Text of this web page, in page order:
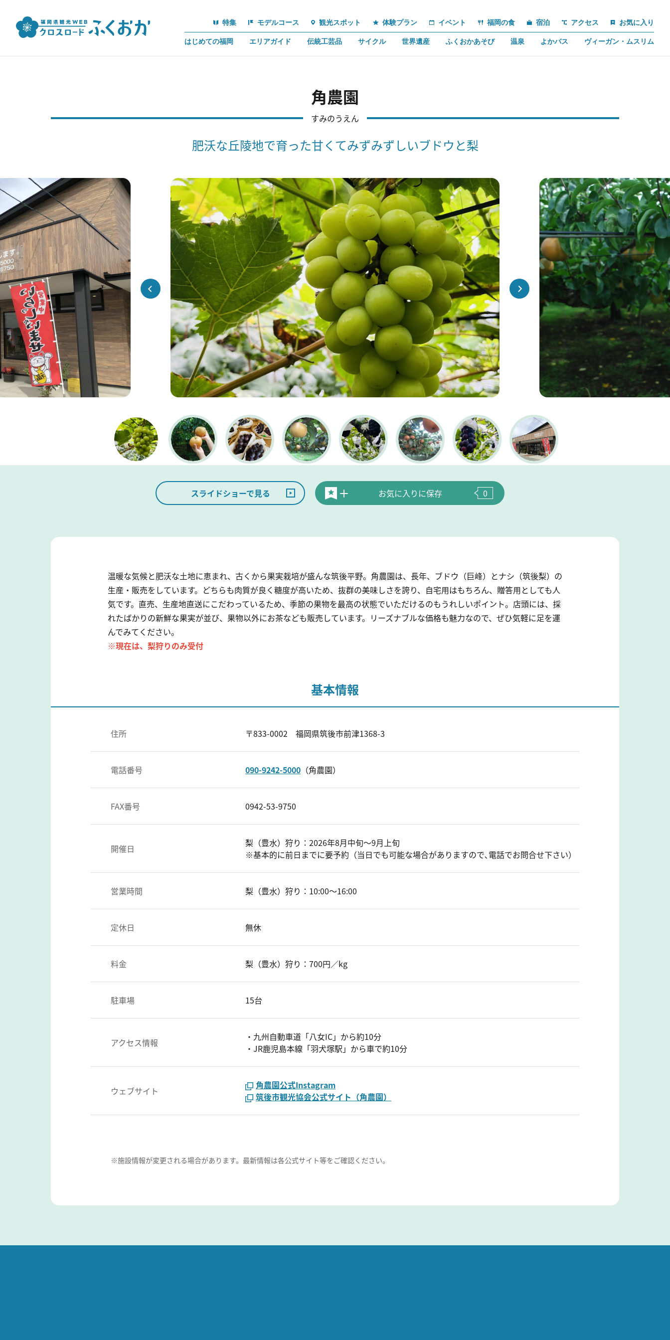
特集 モデルコース 観光スポット 体験プラン イベント 福岡の食 宿泊 アクセス お気に入り
はじめての福岡 エリアガイド 伝統工芸品 サイクル 世界遺産 ふくおかあそび 温泉 よかバス ヴィーガン・ムスリム
角農園
すみのうえん
肥沃な丘陵地で育った甘くてみずみずしいブドウと梨
スライドショーで見る お気に入りに保存 0
温暖な気候と肥沃な土地に恵まれ、古くから果実栽培が盛んな筑後平野。角農園は、長年、ブドウ（巨峰）とナシ（筑後梨）の
生産・販売をしています。どちらも肉質が良く糖度が高いため、抜群の美味しさを誇り、自宅用はもちろん、贈答用としても人
気です。直売、生産地直送にこだわっているため、季節の果物を最高の状態でいただけるのもうれしいポイント。店頭には、採
れたばかりの新鮮な果実が並び、果物以外にお茶なども販売しています。リーズナブルな価格も魅力なので、ぜひ気軽に足を運
んでみてください。
※現在は、梨狩りのみ受付
基本情報
住所 〒833-0002 福岡県筑後市前津1368-3
電話番号 090-9242-5000 （角農園）
FAX番号 0942-53-9750
開催日
梨（豊水）狩り：2026年8月中旬～9月上旬
※基本的に前日までに要予約（当日でも可能な場合がありますので､電話でお問合せ下さい）
営業時間 梨（豊水）狩り：10:00～16:00
定休日 無休
料金 梨（豊水）狩り：700円／kg
駐車場 15台
アクセス情報
・九州自動車道「八女IC」から約10分
・JR鹿児島本線「羽犬塚駅」から車で約10分
ウェブサイト
角農園公式Instagram
筑後市観光協会公式サイト（角農園）
※施設情報が変更される場合があります。最新情報は各公式サイト等をご確認ください。